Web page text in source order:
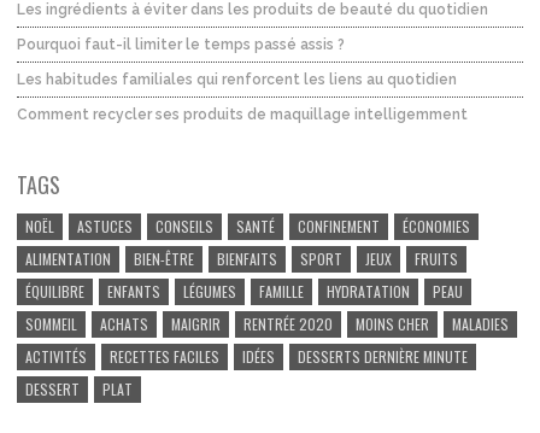
Les ingrédients à éviter dans les produits de beauté du quotidien
Pourquoi faut-il limiter le temps passé assis ?
Les habitudes familiales qui renforcent les liens au quotidien
Comment recycler ses produits de maquillage intelligemment
TAGS
NOËL ASTUCES CONSEILS SANTÉ CONFINEMENT
ÉCONOMIES
ALIMENTATION
BIEN-ÊTRE BIENFAITS SPORT JEUX
FRUITS
ÉQUILIBRE
ENFANTS LÉGUMES FAMILLE HYDRATATION
PEAU
SOMMEIL
ACHATS MAIGRIR RENTRÉE 2020 MOINS CHER
MALADIES
ACTIVITÉS
RECETTES FACILES IDÉES
DESSERTS DERNIÈRE MINUTE
DESSERT
PLAT